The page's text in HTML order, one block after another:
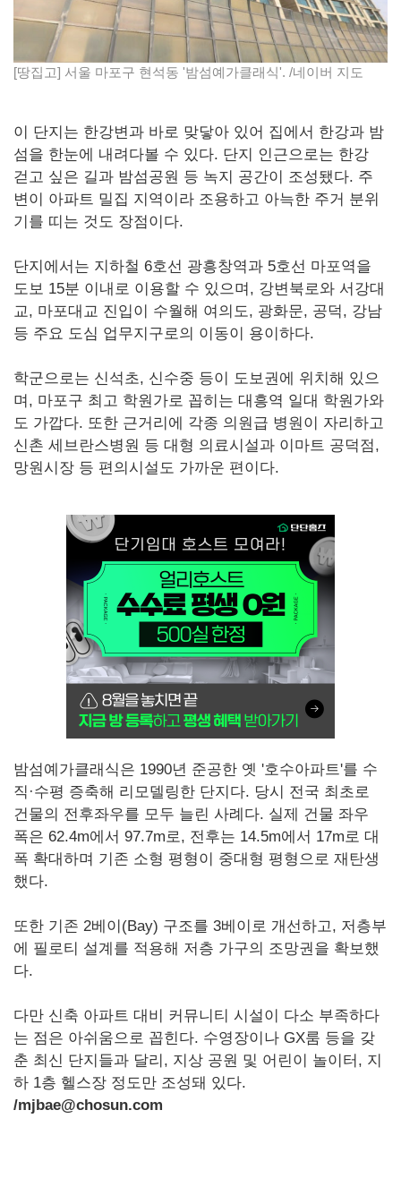
[땅집고] 서울 마포구 현석동 '밤섬예가클래식'. /네이버 지도
이 단지는 한강변과 바로 맞닿아 있어 집에서 한강과 밤
섬을 한눈에 내려다볼 수 있다. 단지 인근으로는 한강
걷고 싶은 길과 밤섬공원 등 녹지 공간이 조성됐다. 주
변이 아파트 밀집 지역이라 조용하고 아늑한 주거 분위
기를 띠는 것도 장점이다.
단지에서는 지하철 6호선 광흥창역과 5호선 마포역을
도보 15분 이내로 이용할 수 있으며, 강변북로와 서강대
교, 마포대교 진입이 수월해 여의도, 광화문, 공덕, 강남
등 주요 도심 업무지구로의 이동이 용이하다.
학군으로는 신석초, 신수중 등이 도보권에 위치해 있으
며, 마포구 최고 학원가로 꼽히는 대흥역 일대 학원가와
도 가깝다. 또한 근거리에 각종 의원급 병원이 자리하고
신촌 세브란스병원 등 대형 의료시설과 이마트 공덕점,
망원시장 등 편의시설도 가까운 편이다.
밤섬예가클래식은 1990년 준공한 옛 '호수아파트'를 수
직·수평 증축해 리모델링한 단지다. 당시 전국 최초로
건물의 전후좌우를 모두 늘린 사례다. 실제 건물 좌우
폭은 62.4m에서 97.7m로, 전후는 14.5m에서 17m로 대
폭 확대하며 기존 소형 평형이 중대형 평형으로 재탄생
했다.
또한 기존 2베이(Bay) 구조를 3베이로 개선하고, 저층부
에 필로티 설계를 적용해 저층 가구의 조망권을 확보했
다.
다만 신축 아파트 대비 커뮤니티 시설이 다소 부족하다
는 점은 아쉬움으로 꼽힌다. 수영장이나 GX룸 등을 갖
춘 최신 단지들과 달리, 지상 공원 및 어린이 놀이터, 지
하 1층 헬스장 정도만 조성돼 있다.
/mjbae@chosun.com